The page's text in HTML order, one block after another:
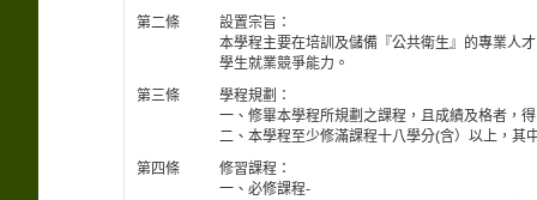
第二條
設置宗旨：
本學程主要在培訓及儲備『公共衛生』的專業人
學生就業競爭能力。
第三條
學程規劃：
一、修畢本學程所規劃之課程，且成績及格者，
二、本學程至少修滿課程十八學分(含）以上，其
第四條
修習課程：
一、必修課程-